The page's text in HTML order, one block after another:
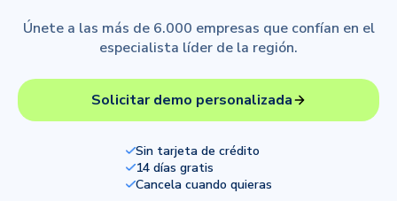
Únete a las más de 6.000 empresas que confían en el
especialista líder de la región.
Solicitar demo personalizada
Sin tarjeta de crédito
14 días gratis
Cancela cuando quieras